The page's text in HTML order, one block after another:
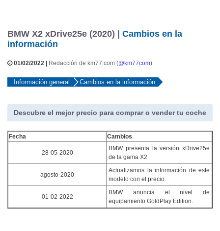
BMW X2 xDrive25e (2020) | Cambios en la
información
01/02/2022 | Redacción de km77.com (@km77com)
Información general Cambios en la información
Descubre el mejor precio para comprar o vender tu coche
Fecha Cambios
28-05-2020
BMW presenta la versión xDrive25e
de la gama X2
agosto-2020
Actualizamos la información de este
modelo con el precio.
01-02-2022
BMW anuncia el nivel de
equipamiento GoldPlay Edition.